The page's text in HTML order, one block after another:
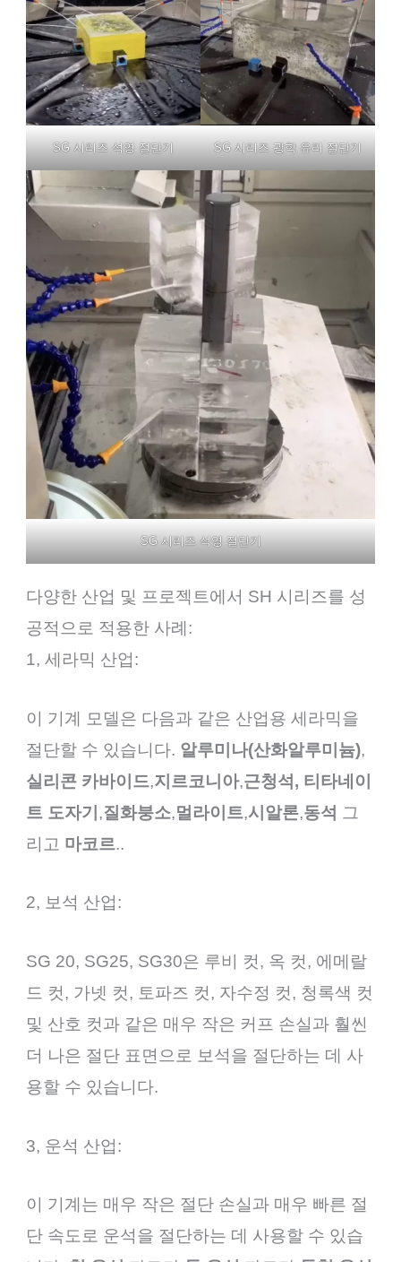
SG 시리즈 석영 절단기 SG 시리즈 광학 유리 절단기
SG 시리즈 석영 절단기
다양한 산업 및 프로젝트에서 SH 시리즈를 성
공적으로 적용한 사례:
1, 세라믹 산업:
이 기계 모델은 다음과 같은 산업용 세라믹을
절단할 수 있습니다. 알루미나(산화알루미늄),
실리콘 카바이드,지르코니아,근청석, 티타네이
트 도자기 ,질화붕소,멀라이트,시알론,동석 그
리고 마코르..
2, 보석 산업:
SG 20, SG25, SG30은 루비 컷, 옥 컷, 에메랄
드 컷, 가넷 컷, 토파즈 컷, 자수정 컷, 청록색 컷
및 산호 컷과 같은 매우 작은 커프 손실과 훨씬
더 나은 절단 표면으로 보석을 절단하는 데 사
용할 수 있습니다.
3, 운석 산업:
이 기계는 매우 작은 절단 손실과 매우 빠른 절
단 속도로 운석을 절단하는 데 사용할 수 있습